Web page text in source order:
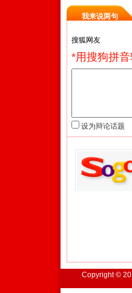
我来说两句
*用搜狗拼
设为辩论话题
Copyright ©